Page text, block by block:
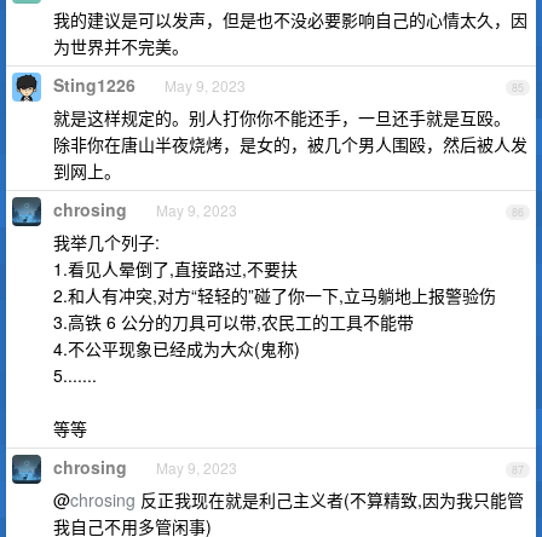
我的建议是可以发声，但是也不没必要影响自己的心情太久，因
为世界并不完美。
85
Sting1226 May 9, 2023
就是这样规定的。别人打你你不能还手，一旦还手就是互殴。
除非你在唐山半夜烧烤，是女的，被几个男人围殴，然后被人发
到网上。
86
chrosing May 9, 2023
我举几个列子:
1.看见人晕倒了,直接路过,不要扶
2.和人有冲突,对方“轻轻的”碰了你一下,立马躺地上报警验伤
3.高铁 6 公分的刀具可以带,农民工的工具不能带
4.不公平现象已经成为大众(鬼称)
5.......
等等
87
chrosing May 9, 2023
@chrosing 反正我现在就是利己主义者(不算精致,因为我只能管
我自己不用多管闲事)